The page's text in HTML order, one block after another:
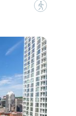
?